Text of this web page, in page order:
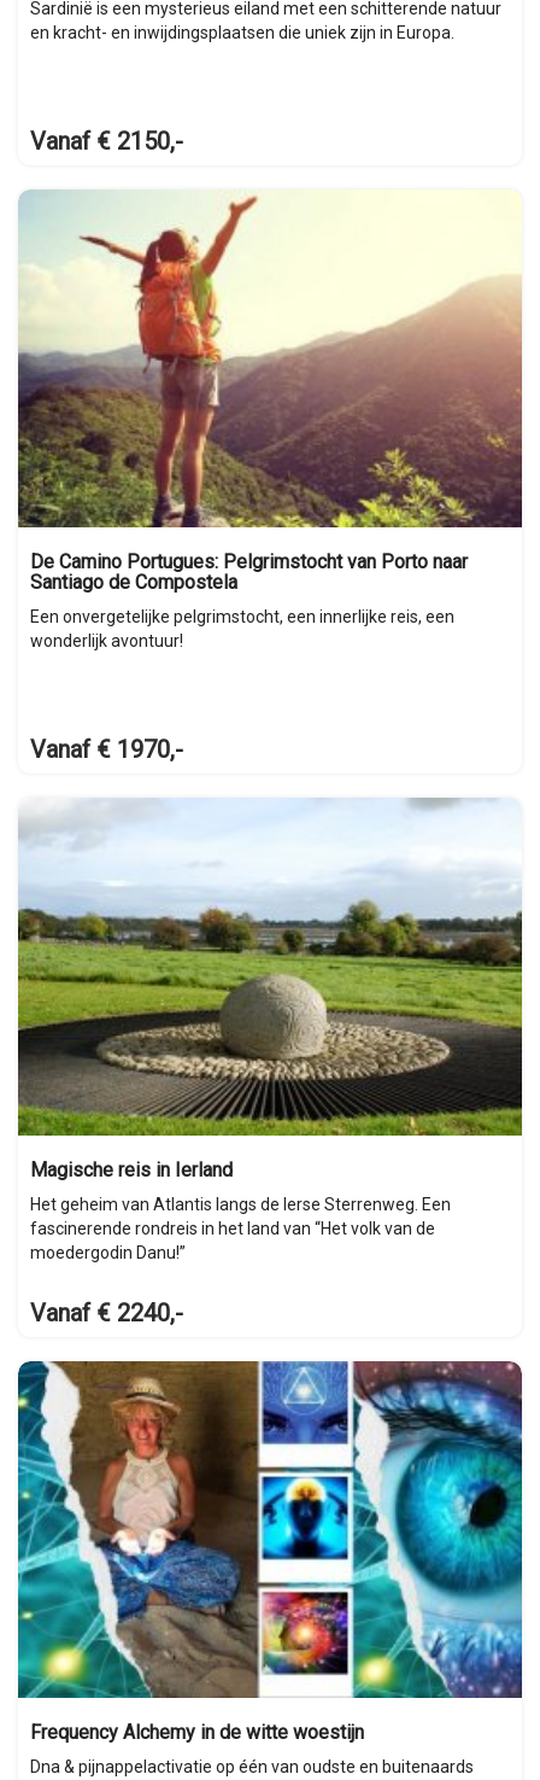
Sardinië is een mysterieus eiland met een schitterende natuur
en kracht- en inwijdingsplaatsen die uniek zijn in Europa.
Vanaf € 2150,-
De Camino Portugues: Pelgrimstocht van Porto naar
Santiago de Compostela
Een onvergetelijke pelgrimstocht, een innerlijke reis, een
wonderlijk avontuur!
Vanaf € 1970,-
Magische reis in Ierland
Het geheim van Atlantis langs de Ierse Sterrenweg. Een
fascinerende rondreis in het land van “Het volk van de
moedergodin Danu!”
Vanaf € 2240,-
Frequency Alchemy in de witte woestijn
Dna & pijnappelactivatie op één van oudste en buitenaards